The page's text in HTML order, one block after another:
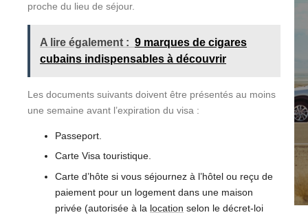
proche du lieu de séjour.
A lire également : 9 marques de cigares
cubains indispensables à découvrir
Les documents suivants doivent être présentés au moins
une semaine avant l’expiration du visa :
Passeport.
Carte Visa touristique.
Carte d’hôte si vous séjournez à l’hôtel ou reçu de
paiement pour un logement dans une maison
privée (autorisée à la location selon le décret-loi